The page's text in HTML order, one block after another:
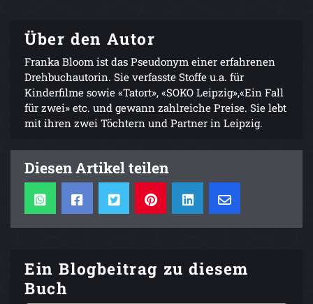
Über den Autor
Franka Bloom ist das Pseudonym einer erfahrenen
Drehbuchautorin. Sie verfasste Stoffe u.a. für
Kinderfilme sowie «Tatort», «SOKO Leipzig»,«Ein Fall
für zwei» etc. und gewann zahlreiche Preise. Sie lebt
mit ihren zwei Töchtern und Partner in Leipzig.
Diesen Artikel teilen
Ein Blogbeitrag zu diesem
Buch